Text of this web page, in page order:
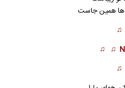
همین جاست
♫ ♫